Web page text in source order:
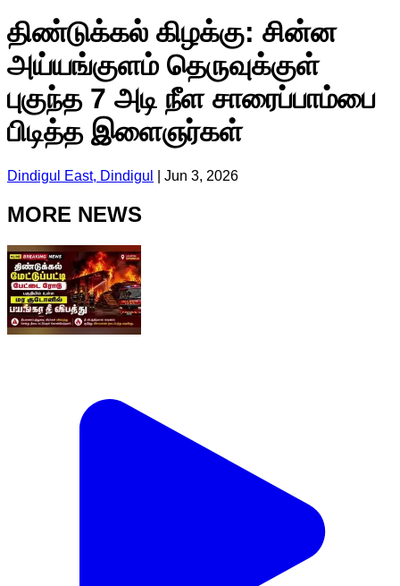
திண்டுக்கல் கிழக்கு: சின்ன
அய்யங்குளம் தெருவுக்குள்
புகுந்த 7 அடி நீள சாரைப்பாம்பை
பிடித்த இளைஞர்கள்
Dindigul East, Dindigul Jun 3, 2026
MORE NEWS